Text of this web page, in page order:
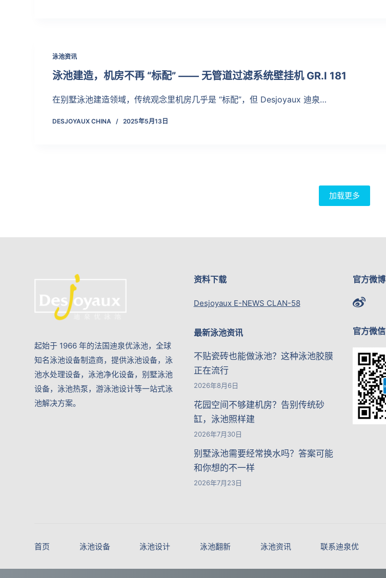
泳池资讯
泳池建造，机房不再 “标配” —— 无管道过滤系统壁挂机 GR.I 181
在别墅泳池建造领域，传统观念里机房几乎是 “标配”，但 Desjoyaux 迪泉…
DESJOYAUX CHINA 2025年5月13日
加载更多
起始于 1966 年的法国迪泉优泳池，全球
知名泳池设备制造商，提供泳池设备，泳
池水处理设备，泳池净化设备，别墅泳池
设备，泳池热泵，游泳池设计等一站式泳
池解决方案。
资料下载
Desjoyaux E-NEWS CLAN-58
最新泳池资讯
不贴瓷砖也能做泳池？这种泳池胶膜
正在流行
2026年8月6日
花园空间不够建机房？告别传统砂
缸，泳池照样建
2026年7月30日
别墅泳池需要经常换水吗？答案可能
和你想的不一样
2026年7月23日
官方微博
官方微信
首页 泳池设备 泳池设计 泳池翻新 泳池资讯 联系迪泉优